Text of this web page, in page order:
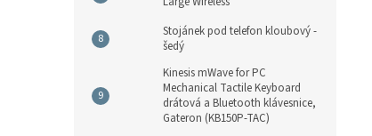
Stojánek pod telefon kloubový -
šedý
Kinesis mWave for PC
Mechanical Tactile Keyboard
drátová a Bluetooth klávesnice,
Gateron (KB150P-TAC)